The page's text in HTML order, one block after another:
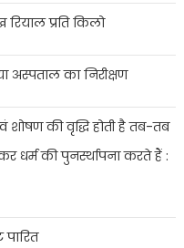
प्रति किलो
अस्पताल का निरीक्षण
की वृद्धि होती है तब-तब
धर्म की पुनर्स्थापना करते हैं :